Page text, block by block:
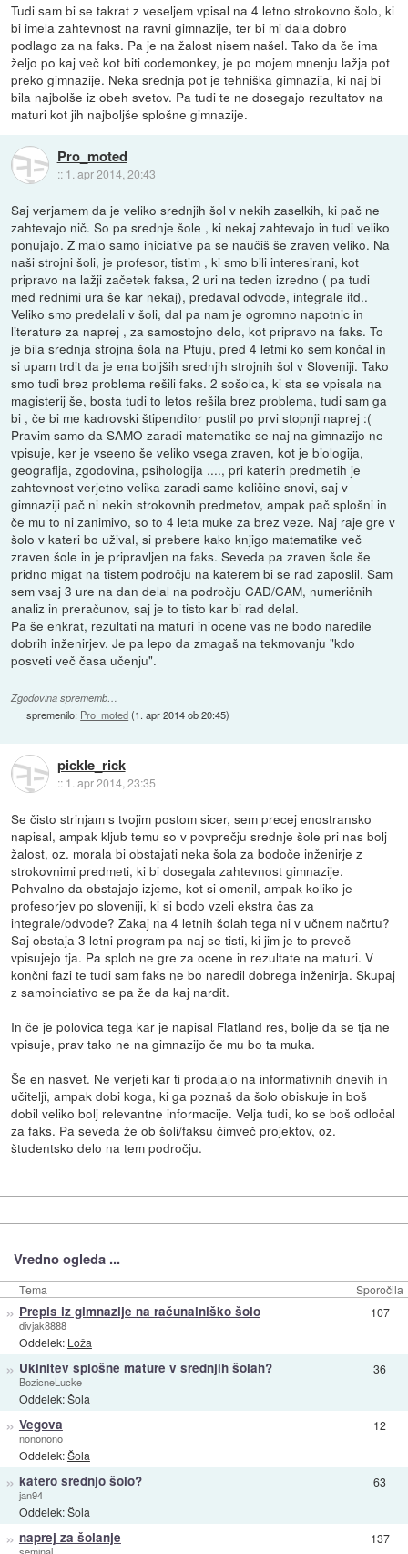
Tudi sam bi se takrat z veseljem vpisal na 4 letno strokovno šolo, ki
bi imela zahtevnost na ravni gimnazije, ter bi mi dala dobro
podlago za na faks. Pa je na žalost nisem našel. Tako da če ima
željo po kaj več kot biti codemonkey, je po mojem mnenju lažja pot
preko gimnazije. Neka srednja pot je tehniška gimnazija, ki naj bi
bila najbolše iz obeh svetov. Pa tudi te ne dosegajo rezultatov na
maturi kot jih najboljše splošne gimnazije.
Pro_moted
:: 1. apr 2014, 20:43
Saj verjamem da je veliko srednjih šol v nekih zaselkih, ki pač ne
zahtevajo nič. So pa srednje šole , ki nekaj zahtevajo in tudi veliko
ponujajo. Z malo samo iniciative pa se naučiš še zraven veliko. Na
naši strojni šoli, je profesor, tistim , ki smo bili interesirani, kot
pripravo na lažji začetek faksa, 2 uri na teden izredno ( pa tudi
med rednimi ura še kar nekaj), predaval odvode, integrale itd..
Veliko smo predelali v šoli, dal pa nam je ogromno napotnic in
literature za naprej , za samostojno delo, kot pripravo na faks. To
je bila srednja strojna šola na Ptuju, pred 4 letmi ko sem končal in
si upam trdit da je ena boljših srednjih strojnih šol v Sloveniji. Tako
smo tudi brez problema rešili faks. 2 sošolca, ki sta se vpisala na
magisterij še, bosta tudi to letos rešila brez problema, tudi sam ga
bi , če bi me kadrovski štipenditor pustil po prvi stopnji naprej :(
Pravim samo da SAMO zaradi matematike se naj na gimnazijo ne
vpisuje, ker je vseeno še veliko vsega zraven, kot je biologija,
geografija, zgodovina, psihologija ...., pri katerih predmetih je
zahtevnost verjetno velika zaradi same količine snovi, saj v
gimnaziji pač ni nekih strokovnih predmetov, ampak pač splošni in
če mu to ni zanimivo, so to 4 leta muke za brez veze. Naj raje gre v
šolo v kateri bo užival, si prebere kako knjigo matematike več
zraven šole in je pripravljen na faks. Seveda pa zraven šole še
pridno migat na tistem področju na katerem bi se rad zaposlil. Sam
sem vsaj 3 ure na dan delal na področju CAD/CAM, numeričnih
analiz in preračunov, saj je to tisto kar bi rad delal.
Pa še enkrat, rezultati na maturi in ocene vas ne bodo naredile
dobrih inženirjev. Je pa lepo da zmagaš na tekmovanju "kdo
posveti več časa učenju".
Zgodovina sprememb…
spremenilo: Pro_moted(1. apr 2014 ob 20:45)
pickle_rick
:: 1. apr 2014, 23:35
Se čisto strinjam s tvojim postom sicer, sem precej enostransko
napisal, ampak kljub temu so v povprečju srednje šole pri nas bolj
žalost, oz. morala bi obstajati neka šola za bodoče inženirje z
strokovnimi predmeti, ki bi dosegala zahtevnost gimnazije.
Pohvalno da obstajajo izjeme, kot si omenil, ampak koliko je
profesorjev po sloveniji, ki si bodo vzeli ekstra čas za
integrale/odvode? Zakaj na 4 letnih šolah tega ni v učnem načrtu?
Saj obstaja 3 letni program pa naj se tisti, ki jim je to preveč
vpisujejo tja. Pa sploh ne gre za ocene in rezultate na maturi. V
končni fazi te tudi sam faks ne bo naredil dobrega inženirja. Skupaj
z samoinciativo se pa že da kaj nardit.
In če je polovica tega kar je napisal Flatland res, bolje da se tja ne
vpisuje, prav tako ne na gimnazijo če mu bo ta muka.
Še en nasvet. Ne verjeti kar ti prodajajo na informativnih dnevih in
učitelji, ampak dobi koga, ki ga poznaš da šolo obiskuje in boš
dobil veliko bolj relevantne informacije. Velja tudi, ko se boš odločal
za faks. Pa seveda že ob šoli/faksu čimveč projektov, oz.
študentsko delo na tem področju.
Vredno ogleda ...
Tema Sporočila
» Prepis iz gimnazije na računalniško šolo
divjak8888
Oddelek: Loža
107
» Ukinitev splošne mature v srednjih šolah?
BozicneLucke
Oddelek:Šola
36
» Vegova
nononono
Oddelek:Šola
12
» katero srednjo šolo?
jan94
Oddelek:Šola
63
» naprej za šolanje
seminal
137